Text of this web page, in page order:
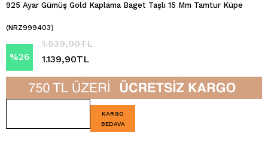
925 Ayar Gümüş Gold Kaplama Baget Taşlı 15 Mm Tamtur Küpe
(NRZ999403)
%26
İndirim
1.539,90TL
1.139,90TL
KARGO
BEDAVA